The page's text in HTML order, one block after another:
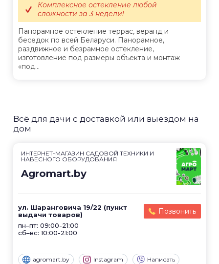
Панорамное остекление террас, веранд и
беседок по всей Беларуси. Панорамное,
раздвижное и безрамное остекление,
изготовление под размеры объекта и монтаж
«под...
Комплексное остекление любой
сложности за 3 недели!
Всё для дачи с доставкой или выездом на
дом
ИНТЕРНЕТ-МАГАЗИН САДОВОЙ ТЕХНИКИ И
НАВЕСНОГО ОБОРУДОВАНИЯ
Agromart.by
ул. Шаранговича 19/22 (пункт
выдачи товаров)
пн–пт: 09:00-21:00
сб–вс: 10:00-21:00
Позвонить
agromart.by Instagram Написать